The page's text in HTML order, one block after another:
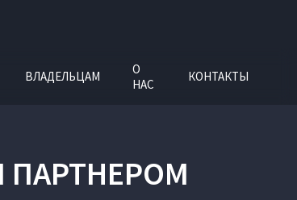
ВЛАДЕЛЬЦАМ
О
НАС
КОНТАКТЫ
ПАРТНЕРОМ